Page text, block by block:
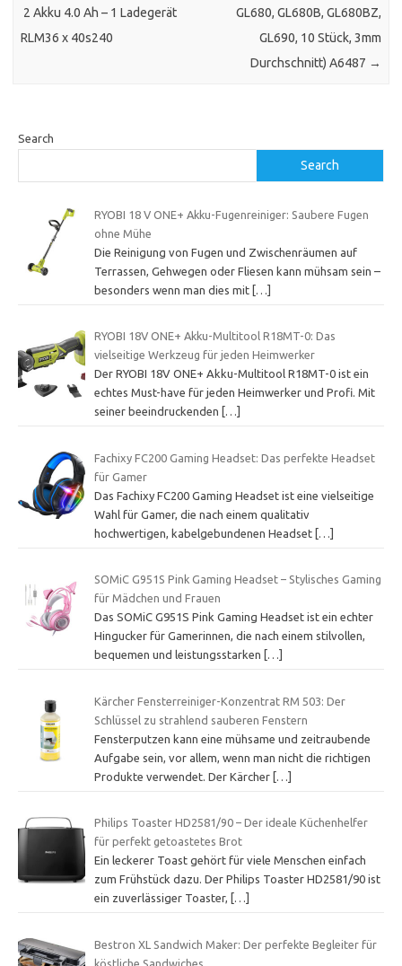
2 Akku 4.0 Ah – 1 Ladegerät
RLM36 x 40s240
GL680, GL680B, GL680BZ,
GL690, 10 Stück, 3mm
Durchschnitt) A6487 →
Search
Search
RYOBI 18 V ONE+ Akku-Fugenreiniger: Saubere Fugen
ohne Mühe
Die Reinigung von Fugen und Zwischenräumen auf
Terrassen, Gehwegen oder Fliesen kann mühsam sein –
besonders wenn man dies mit […]
RYOBI 18V ONE+ Akku-Multitool R18MT-0: Das
vielseitige Werkzeug für jeden Heimwerker
Der RYOBI 18V ONE+ Akku-Multitool R18MT-0 ist ein
echtes Must-have für jeden Heimwerker und Profi. Mit
seiner beeindruckenden
[…]
Fachixy FC200 Gaming Headset: Das perfekte Headset
für Gamer
Das Fachixy FC200 Gaming Headset ist eine vielseitige
Wahl für Gamer, die nach einem qualitativ
hochwertigen, kabelgebundenen Headset […]
SOMiC G951S Pink Gaming Headset – Stylisches Gaming
für Mädchen und Frauen
Das SOMiC G951S Pink Gaming Headset ist ein echter
Hingucker für Gamerinnen, die nach einem stilvollen,
bequemen und leistungsstarken
[…]
Kärcher Fensterreiniger-Konzentrat RM 503: Der
Schlüssel zu strahlend sauberen Fenstern
Fensterputzen kann eine mühsame und zeitraubende
Aufgabe sein, vor allem, wenn man nicht die richtigen
Produkte verwendet. Der Kärcher […]
Philips Toaster HD2581/90 – Der ideale Küchenhelfer
für perfekt getoastetes Brot
Ein leckerer Toast gehört für viele Menschen einfach
zum Frühstück dazu. Der Philips Toaster HD2581/90 ist
ein zuverlässiger Toaster,
[…]
Bestron XL Sandwich Maker: Der perfekte Begleiter für
köstliche Sandwiches